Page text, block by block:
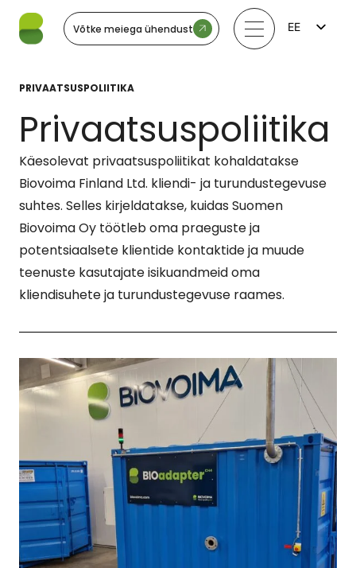
Võtke meiega ühendust
EE
NO
PRIVAATSUSPOLIITIKA
Privaatsuspoliitika
Käesolevat privaatsuspoliitikat kohaldatakse
Biovoima Finland Ltd. kliendi- ja turundustegevuse
suhtes. Selles kirjeldatakse, kuidas Suomen
Biovoima Oy töötleb oma praeguste ja
potentsiaalsete klientide kontaktide ja muude
teenuste kasutajate isikuandmeid oma
kliendisuhete ja turundustegevuse raames.